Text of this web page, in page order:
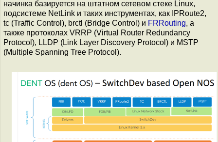
начинка базируется на штатном сетевом стеке Linux,
подсистеме NetLink и таких инструментах, как IPRoute2,
tc (Traffic Control), brctl (Bridge Control) и FRRouting, а
также протоколах VRRP (Virtual Router Redundancy
Protocol), LLDP (Link Layer Discovery Protocol) и MSTP
(Multiple Spanning Tree Protocol).